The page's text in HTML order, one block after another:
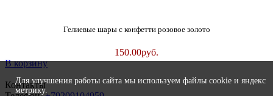
Гелиевые шары с конфетти розовое золото
150.00руб.
В корзину
Контакты
Для улучшения работы сайта мы используем файлы cookie и яндекс
метрику.